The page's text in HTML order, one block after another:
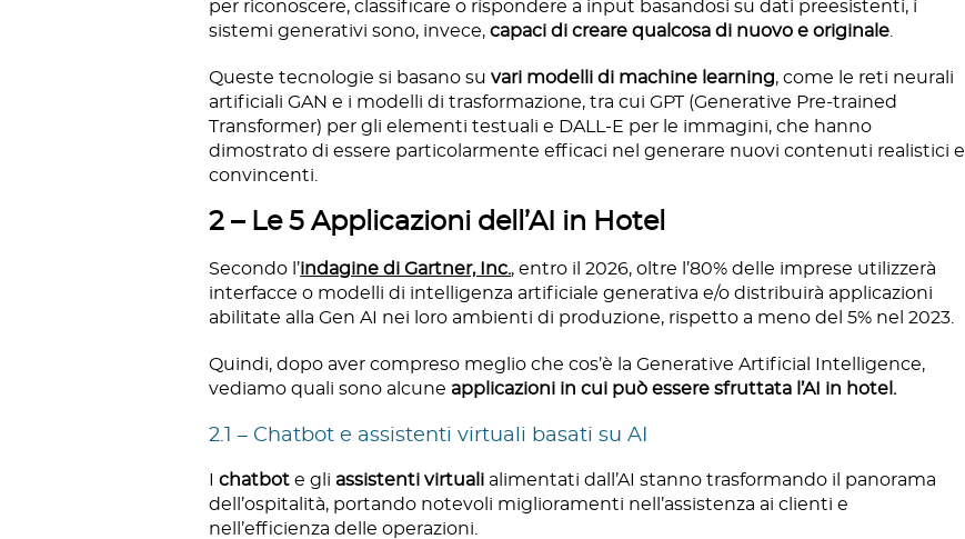
per riconoscere, classificare o rispondere a input basandosi su dati preesistenti, i
sistemi generativi sono, invece,capaci di creare qualcosa di nuovo e originale
Queste tecnologie si basano suvari modelli di machine learning, come le reti neurali
artificiali GAN e i modelli di trasformazione, tra cui GPT (Generative Pre-trained
Transformer) per gli elementi testuali e DALL-E per le immagini, che hanno
dimostrato di essere particolarmente efficaci nel generare nuovi contenuti realistici e
convincenti.
2 – Le 5 Applicazioni dell’AI in Hotel
Secondo l’indagine di Gartner, Inc., entro il 2026, oltre l’80% delle imprese utilizzerà
interfacce o modelli di intelligenza artificiale generativa e/o distribuirà applicazioni
abilitate alla Gen AI nei loro ambienti di produzione, rispetto a meno del 5% nel 2023.
Quindi, dopo aver compreso meglio che cos’è la Generative Artificial Intelligence,
vediamo quali sono alcune applicazioni in cui può essere sfruttata l’AI in hotel.
2.1 – Chatbot e assistenti virtuali basati su AI
Ichatbot e gli assistenti virtuali alimentati dall’AI stanno trasformando il panorama
dell’ospitalità, portando notevoli miglioramenti nell’assistenza ai clienti e
nell’efficienza delle operazioni.